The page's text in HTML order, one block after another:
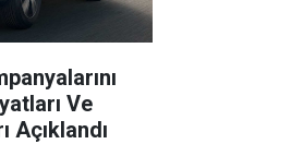
Ve
Açıklandı